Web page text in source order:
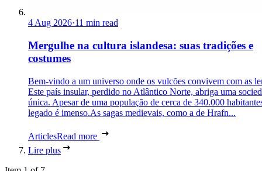
4 Aug 2026·11 min read
Mergulhe na cultura islandesa: suas tradições e
costumes
Bem-vindo a um universo onde os vulcões convivem com as
Este país insular, perdido no Atlântico Norte, abriga uma
única. Apesar de uma população de cerca de 340.000
legado é imenso.As sagas medievais, como a de Hrafn...
ArticlesRead more
Lire plus